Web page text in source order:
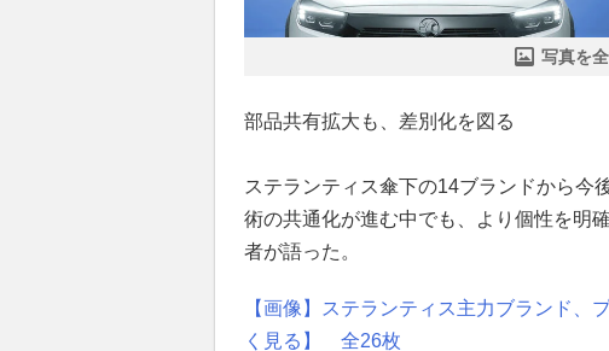
写真を
部品共有拡大も、差別化を図る
ステランティス傘下の14ブランドから今
術の共通化が進む中でも、より個性を明
者が語った。
【画像】ステランティス主力ブランド、
く見る】 全26枚